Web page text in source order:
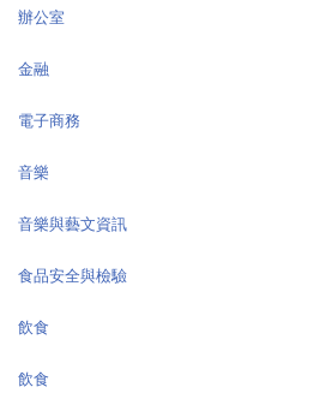
辦公室
金融
電子商務
音樂
音樂與藝文資訊
食品安全與檢驗
飲食
飲食